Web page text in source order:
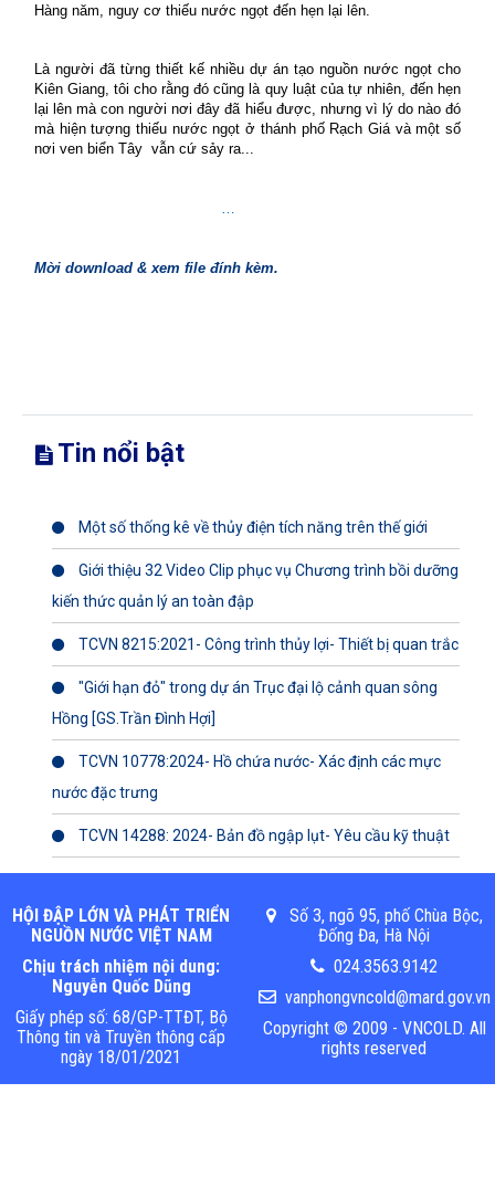
Hàng năm, nguy cơ thiếu nước ngọt đến hẹn lại lên.
Là người đã từng thiết kế nhiều dự án tạo nguồn nước ngọt cho
Kiên Giang, tôi cho rằng đó cũng là quy luật của tự nhiên, đến hẹn
lại lên mà con người nơi đây đã hiểu được, nhưng vì lý do nào đó
mà hiện tượng thiếu nước ngọt ở thánh phố Rạch Giá và một số
nơi ven biển Tây vẫn cứ sảy ra...
Mời download & xem file đính kèm.
Tin nổi bật
Một số thống kê về thủy điện tích năng trên thế giới
Giới thiệu 32 Video Clip phục vụ Chương trình bồi dưỡng
kiến thức quản lý an toàn đập
TCVN 8215:2021- Công trình thủy lợi- Thiết bị quan trắc
"Giới hạn đỏ" trong dự án Trục đại lộ cảnh quan sông
Hồng [GS.Trần Đình Hợi]
TCVN 10778:2024- Hồ chứa nước- Xác định các mực
nước đặc trưng
TCVN 14288: 2024- Bản đồ ngập lụt- Yêu cầu kỹ thuật
HỘI ĐẬP LỚN VÀ PHÁT TRIỂN
NGUỒN NƯỚC VIỆT NAM
Chịu trách nhiệm nội dung:
Nguyễn Quốc Dũng
Giấy phép số: 68/GP-TTĐT, Bộ
Thông tin và Truyền thông cấp
ngày 18/01/2021
Số 3, ngõ 95, phố Chùa Bộc,
Đống Đa, Hà Nội
024.3563.9142
vanphongvncold@mard.gov.vn
Copyright © 2009 - VNCOLD. All
rights reserved